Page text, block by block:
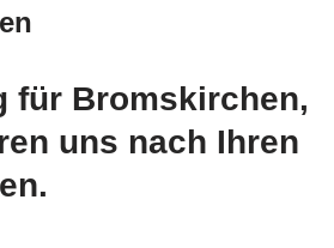
für Bromskirchen,
uns nach Ihren